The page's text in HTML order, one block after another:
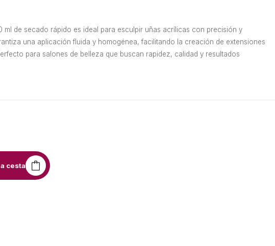
ml de secado rápido es ideal para esculpir uñas acrílicas con precisión y
una aplicación fluida y homogénea, facilitando la creación de extensiones
para salones de belleza que buscan rapidez, calidad y resultados
cesta